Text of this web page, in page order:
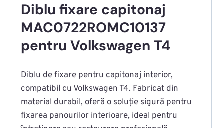
Diblu fixare capitonaj
MAC0722ROMC10137
pentru Volkswagen T4
Diblu de fixare pentru capitonaj interior,
compatibil cu Volkswagen T4. Fabricat din
material durabil, oferă o soluție sigură pentru
fixarea panourilor interioare, ideal pentru